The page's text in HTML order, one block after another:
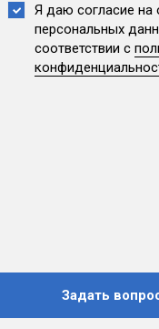
Я даю согласие на
персональных
соответствии с